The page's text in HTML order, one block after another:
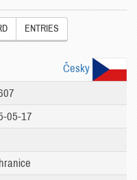
ENTRIES
Česky
05-17